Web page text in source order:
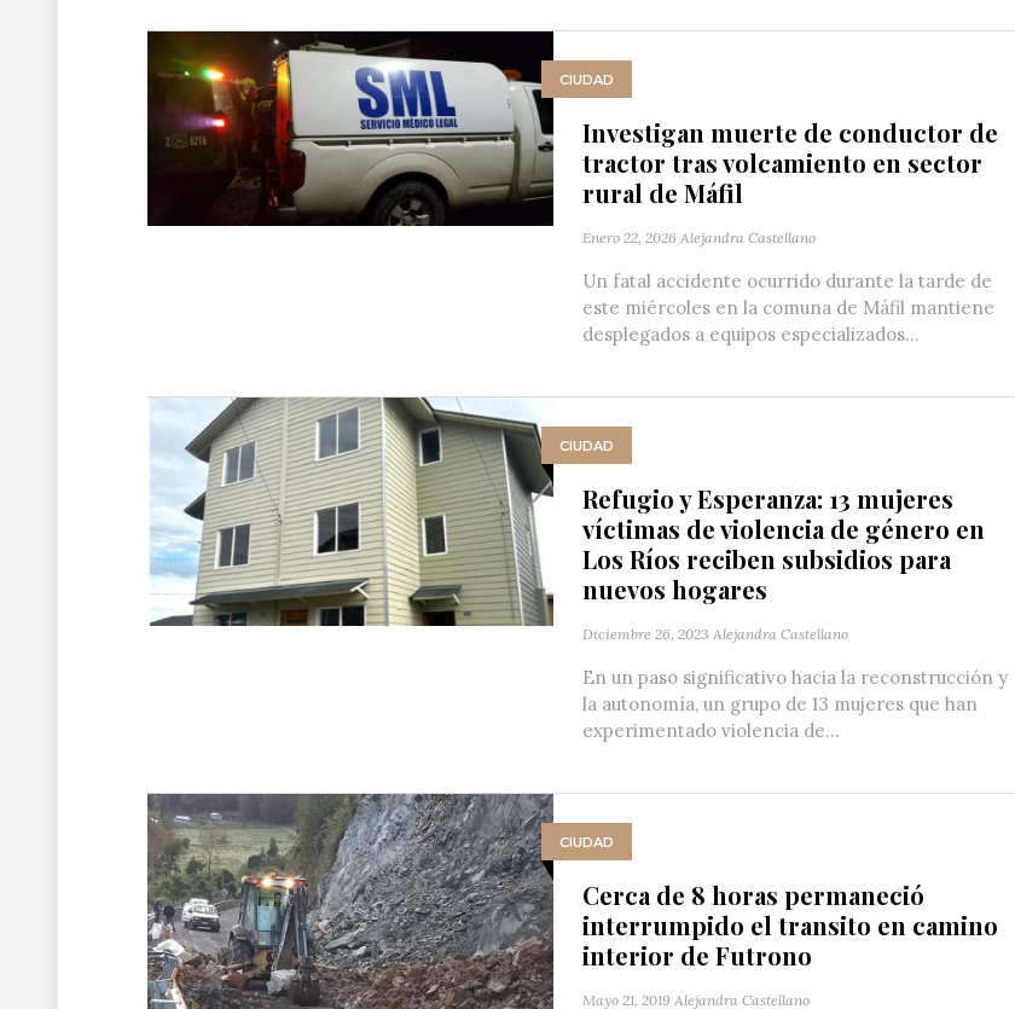
CIUDAD
Investigan muerte de conductor de
tractor tras volcamiento en sector
rural de Máfil
Enero 22, 2026 Alejandra Castellano
Un fatal accidente ocurrido durante la tarde de
este miércoles en la comuna de Máfil mantiene
desplegados a equipos especializados...
CIUDAD
Refugio y Esperanza: 13 mujeres
víctimas de violencia de género en
Los Ríos reciben subsidios para
nuevos hogares
Diciembre 26, 2023 Alejandra Castellano
En un paso significativo hacia la reconstrucción y
la autonomía, un grupo de 13 mujeres que han
experimentado violencia de...
CIUDAD
Cerca de 8 horas permaneció
interrumpido el transito en camino
interior de Futrono
Mayo 21, 2019 Alejandra Castellano